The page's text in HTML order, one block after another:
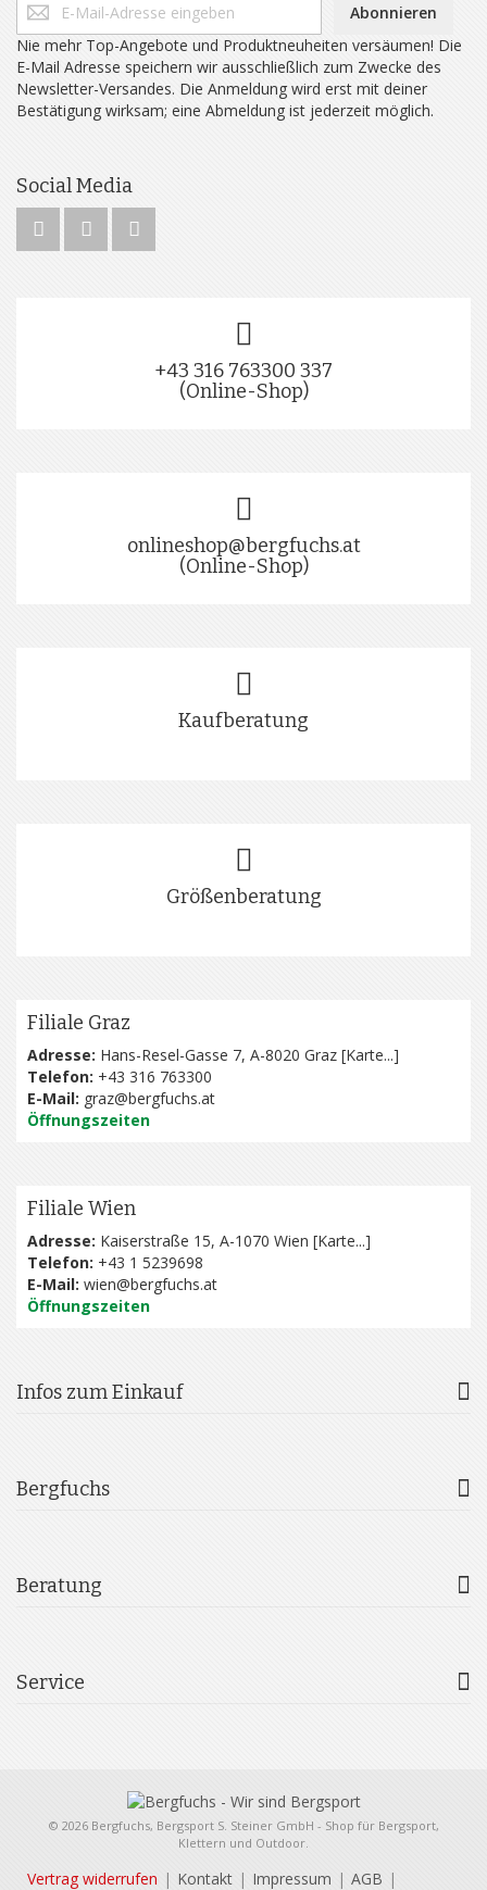
Abonnieren
Nie mehr Top-Angebote und Produktneuheiten versäumen! Die
E-Mail Adresse speichern wir ausschließlich zum Zwecke des
Newsletter-Versandes. Die Anmeldung wird erst mit deiner
Bestätigung wirksam; eine Abmeldung ist jederzeit möglich.
Social Media
+43 316 763300 337
(Online-Shop)
onlineshop@bergfuchs.at
(Online-Shop)
Kaufberatung
Größenberatung
Filiale Graz
Adresse: Hans-Resel-Gasse 7, A-8020 Graz [Karte...]
Telefon: +43 316 763300
E-Mail: graz@bergfuchs.at
Öffnungszeiten
Filiale Wien
Adresse: Kaiserstraße 15, A-1070 Wien [Karte...]
Telefon: +43 1 5239698
E-Mail: wien@bergfuchs.at
Öffnungszeiten
Infos zum Einkauf
Bergfuchs
Beratung
Service
© 2026 Bergfuchs, Bergsport S. Steiner GmbH - Shop für Bergsport,
Klettern und Outdoor.
Vertrag widerrufen Kontakt Impressum AGB